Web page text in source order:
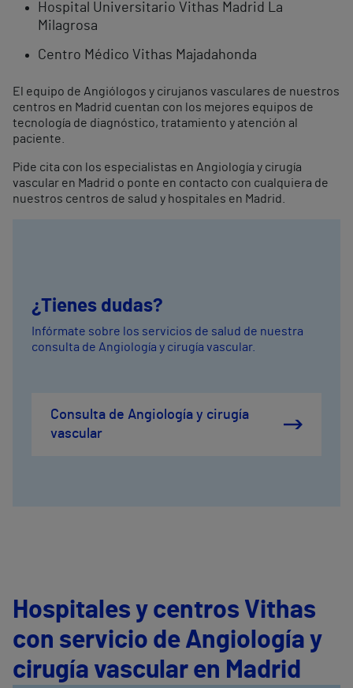
Hospital Universitario Vithas Madrid La
Milagrosa
Centro Médico Vithas Majadahonda
El equipo de Angiólogos y cirujanos vasculares de nuestros
centros en Madrid cuentan con los mejores equipos de
tecnología de diagnóstico, tratamiento y atención al
paciente.
Pide cita con los especialistas en Angiología y cirugía
vascular en Madrid o ponte en contacto con cualquiera de
nuestros centros de salud y hospitales en Madrid.
¿Tienes dudas?
Infórmate sobre los servicios de salud de nuestra
consulta de Angiología y cirugía vascular.
Consulta de Angiología y cirugía
vascular
Hospitales y centros Vithas
con servicio de Angiología y
cirugía vascular en Madrid